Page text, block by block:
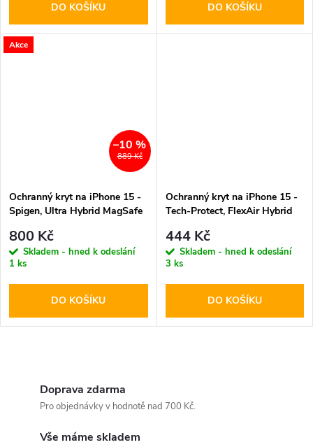
DO KOŠÍKU DO KOŠÍKU
Akce
889 Kč
–10 %
Ochranný kryt na iPhone 15 -
Spigen, Ultra Hybrid MagSafe
800 Kč
Skladem - hned k odeslání
1 ks
DO KOŠÍKU
Ochranný kryt na iPhone 15 -
Tech-Protect, FlexAir Hybrid
444 Kč
Skladem - hned k odeslání
3 ks
DO KOŠÍKU
Doprava zdarma
Pro objednávky v hodnotě nad 700 Kč.
Vše máme skladem